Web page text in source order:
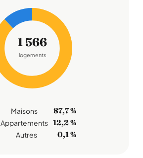
1 566
logements
Maisons 87,7 %
Appartements 12,2 %
Autres 0,1 %